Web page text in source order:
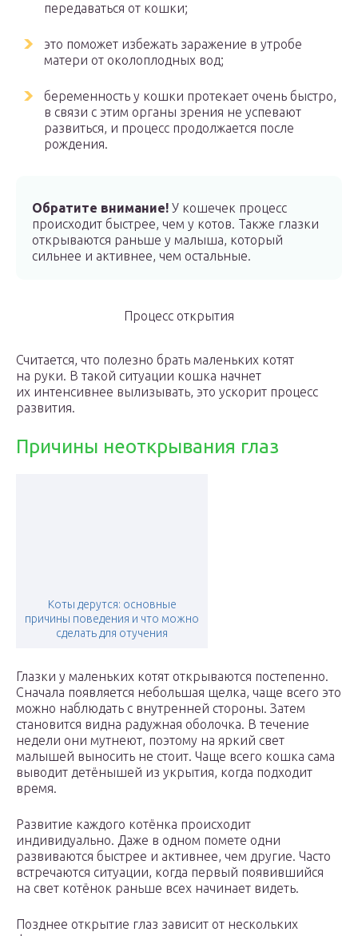
передаваться от кошки;
это поможет избежать заражение в утробе
матери от околоплодных вод;
беременность у кошки протекает очень быстро,
в связи с этим органы зрения не успевают
развиться, и процесс продолжается после
рождения.
Обратите внимание! У кошечек процесс
происходит быстрее, чем у котов. Также глазки
открываются раньше у малыша, который
сильнее и активнее, чем остальные.
Процесс открытия
Считается, что полезно брать маленьких котят
на руки. В такой ситуации кошка начнет
их интенсивнее вылизывать, это ускорит процесс
развития.
Причины неоткрывания глаз
Коты дерутся: основные
причины поведения и что можно
сделать для отучения
Глазки у маленьких котят открываются постепенно.
Сначала появляется небольшая щелка, чаще всего это
можно наблюдать с внутренней стороны. Затем
становится видна радужная оболочка. В течение
недели они мутнеют, поэтому на яркий свет
малышей выносить не стоит. Чаще всего кошка сама
выводит детёнышей из укрытия, когда подходит
время.
Развитие каждого котёнка происходит
индивидуально. Даже в одном помете одни
развиваются быстрее и активнее, чем другие. Часто
встречаются ситуации, когда первый появившийся
на свет котёнок раньше всех начинает видеть.
Позднее открытие глаз зависит от нескольких